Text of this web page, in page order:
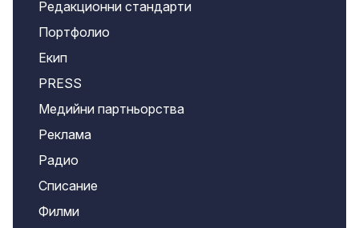
Редакционни стандарти
Портфолио
Екип
PRESS
Медийни партньорства
Реклама
Радио
Списание
Филми